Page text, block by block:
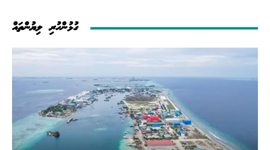
ގުޅުންހުރި ލިޔުންތައް